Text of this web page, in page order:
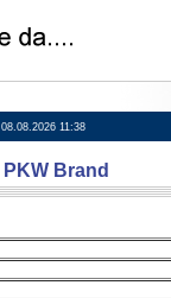
11:38
PKW Brand